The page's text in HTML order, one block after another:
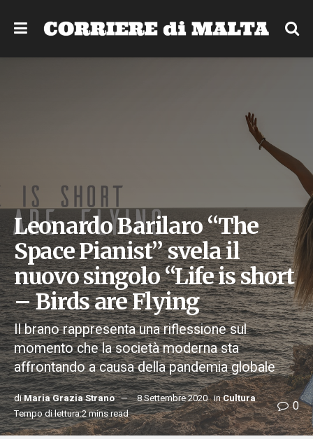
Leonardo Barilaro “The
Space Pianist” svela il
nuovo singolo “Life is short
– Birds are Flying
Il brano rappresenta una riflessione sul
momento che la società moderna sta
affrontando a causa della pandemia globale
diMaria Grazia Strano 8 Settembre 2020 inCultura
Tempo di lettura:2 mins read
0